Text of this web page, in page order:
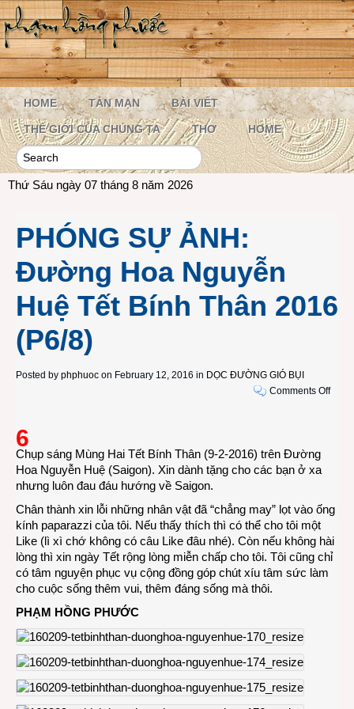
HOME TẢN MẠN BÀI VIẾT
THẾ GIỚI CỦA CHÚNG TA THƠ HOME
Thứ Sáu ngày 07 tháng 8 năm 2026
PHÓNG SỰ ẢNH:
Đường Hoa Nguyễn
Huệ Tết Bính Thân 2016
(P6/8)
Posted by phphuoc on February 12, 2016 in DỌC ĐƯỜNG GIÓ BỤI
Comments Offon
Tết
Thân
2016
6
Chụp sáng Mùng Hai Tết Bính Thân (9-2-2016) trên Đường
Hoa Nguyễn Huệ (Saigon). Xin dành tặng cho các bạn ở xa
nhưng luôn đau đáu hướng về Saigon.
Chân thành xin lỗi những nhân vật đã “chẳng may” lọt vào ống
kính paparazzi của tôi. Nếu thấy thích thì có thể cho tôi một
Like (lì xì chớ không có câu Like đâu nhé). Còn nếu không hài
lòng thì xin ngày Tết rộng lòng miễn chấp cho tôi. Tôi cũng chỉ
có tâm nguyện phục vụ cộng đồng góp chút xíu tâm sức làm
cho cuộc sống thêm vui, thêm đáng sống mà thôi.
PHẠM HỒNG PHƯỚC